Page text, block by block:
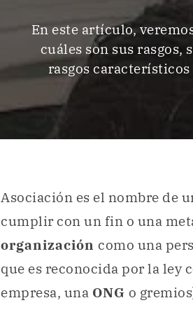
En este artículo,
cuáles son sus rasgos,
rasgos
Asociación es el nombre de
cumplir con un fin o una
organización como una
que es reconocida por la ley
empresa, una ONG o